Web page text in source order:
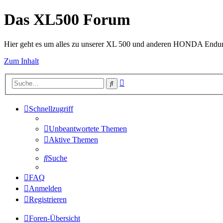
Das XL500 Forum
Hier geht es um alles zu unserer XL 500 und anderen HONDA
Zum Inhalt
Suche
Schnellzugriff
Unbeantwortete Themen
Aktive Themen
Suche
FAQ
Anmelden
Registrieren
Foren-Übersicht